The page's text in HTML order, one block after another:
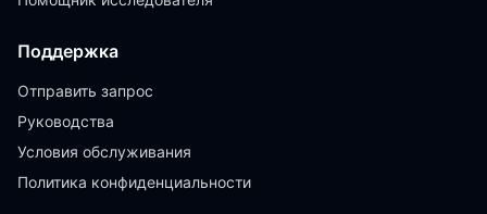
Поддержка
Отправить запрос
Руководства
Условия обслуживания
Политика конфиденциальности